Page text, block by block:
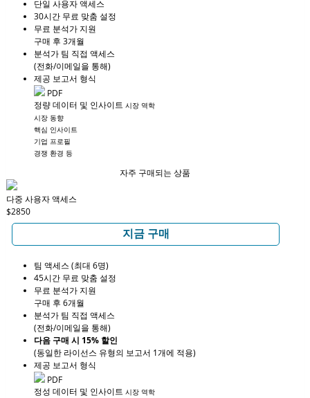
단일 사용자 액세스
30시간 무료 맞춤 설정
무료 분석가 지원
구매 후 3개월
분석가 팀 직접 액세스
(전화/이메일을 통해)
제공 보고서 형식
PDF
정량 데이터 및 인사이트 시장 역학
시장 동향
핵심 인사이트
기업 프로필
경쟁 환경 등
자주 구매되는 상품
다중 사용자 액세스
$2850
지금 구매
팀 액세스 (최대 6명)
45시간 무료 맞춤 설정
무료 분석가 지원
구매 후 6개월
분석가 팀 직접 액세스
(전화/이메일을 통해)
다음 구매 시 15% 할인
(동일한 라이선스 유형의 보고서 1개에 적용)
제공 보고서 형식
PDF
정성 데이터 및 인사이트 시장 역학